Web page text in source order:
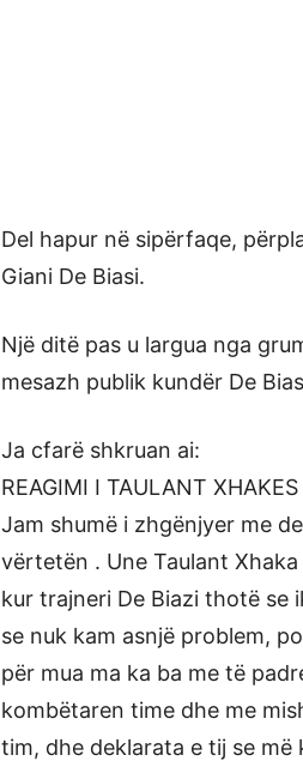
Del hapur në sipërfaqe,
Giani De Biasi.
Një ditë pas u largua nga
mesazh publik kundër De
Ja cfarë shkruan ai:
REAGIMI I TAULANT
Jam shumë i zhgënjyer me
vërtetën . Une Taulant
kur trajneri De Biazi thotë se
se nuk kam asnjë problem,
për mua ma ka ba me të
kombëtaren time dhe me
tim, dhe deklarata e tij se